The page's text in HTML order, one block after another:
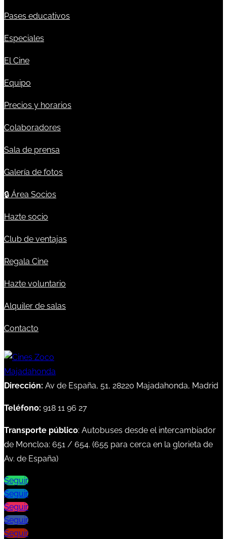
Pases educativos
Especiales
El Cine
Equipo
Precios y horarios
Colaboradores
Sala de prensa
Galería de fotos
🔒 Área Socios
Hazte socio
Club de ventajas
Regala Cine
Hazte voluntario
Alquiler de salas
Contacto
Dirección: Av de España, 51, 28220 Majadahonda, Madrid
Teléfono: 918 11 96 27
Transporte público: Autobuses desde el intercambiador
de Moncloa: 651 / 654. (655 para cerca en la glorieta de
Av. de España)
Seguir
Seguir
Seguir
Seguir
Seguir